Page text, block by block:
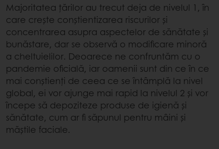
Majoritatea țărilor au trecut deja de nivelul 1, în
care crește conștientizarea riscurilor și
concentrarea asupra aspectelor de sănătate și
bunăstare, dar se observă o modificare minoră
a cheltuielilor. Deoarece ne confruntăm cu o
pandemie oficială, iar oamenii sunt din ce în ce
mai conștienți de ceea ce se întâmplă la nivel
global, ei vor ajunge mai rapid la nivelul 2 și vor
începe să depoziteze produse de igienă și
sănătate, cum ar fi săpunul pentru mâini și
măștile faciale.